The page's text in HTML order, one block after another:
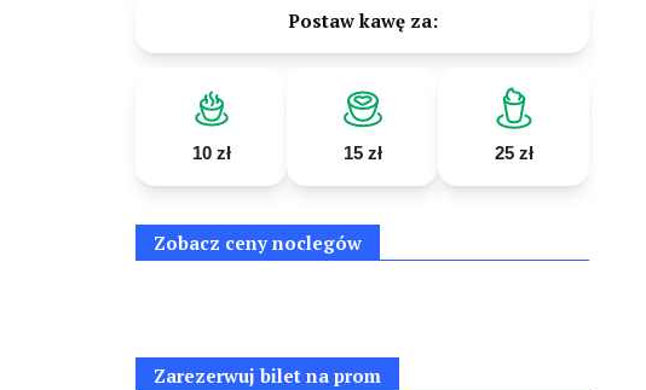
Postaw kawę za:
10 zł 15 zł 25 zł
Zobacz ceny noclegów
Zarezerwuj bilet na prom